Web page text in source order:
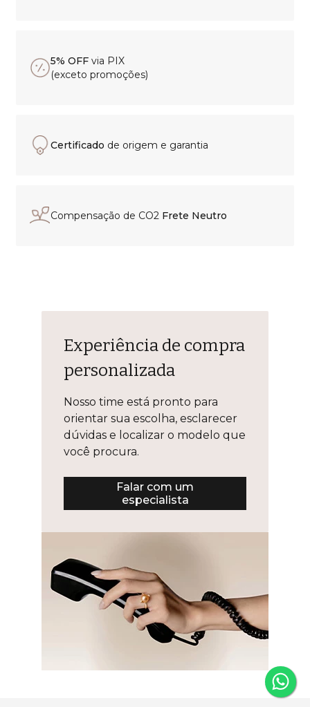
5% OFF via PIX
(exceto promoções)
Certificado de origem e garantia
Compensação de CO2 Frete Neutro
Experiência de compra
personalizada
Nosso time está pronto para
orientar sua escolha, esclarecer
dúvidas e localizar o modelo que
você procura.
Falar com um
especialista